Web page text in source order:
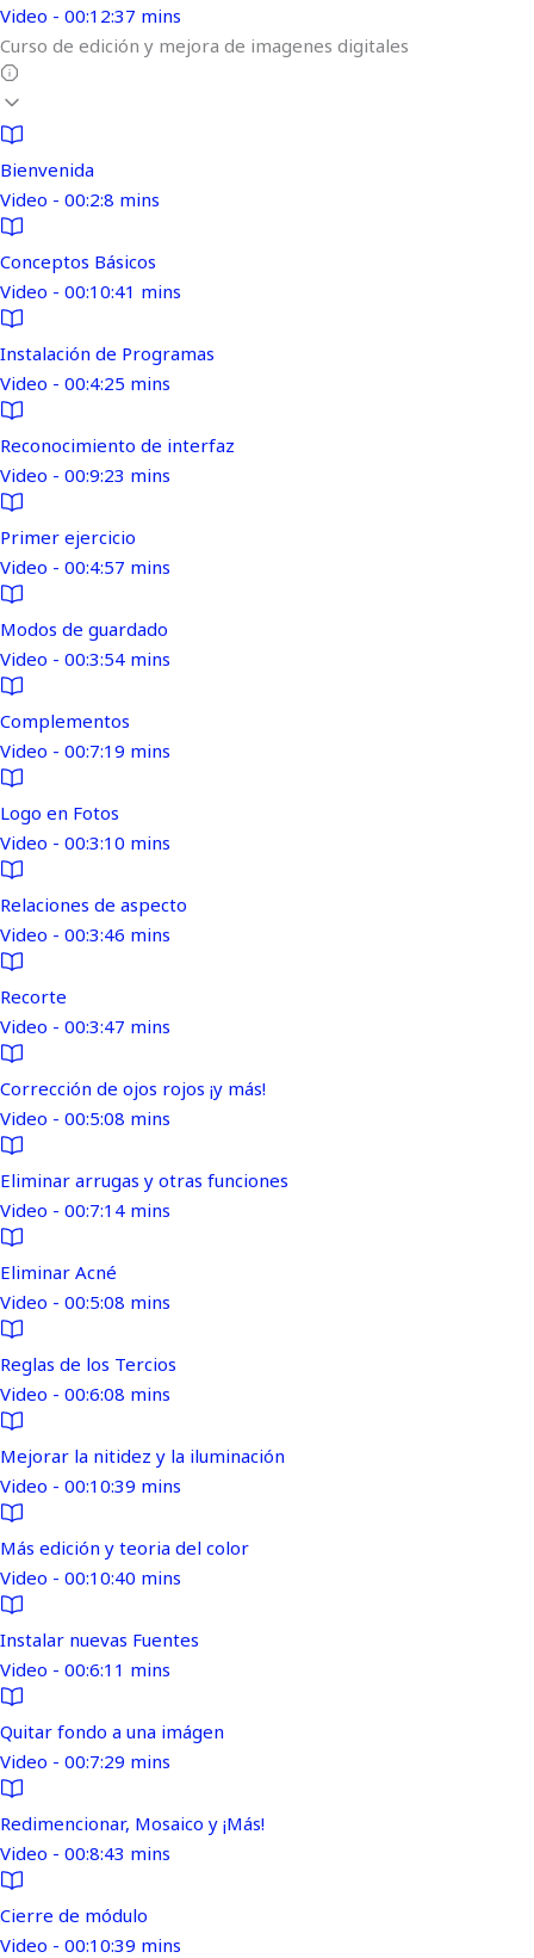
Video - 00:12:37 mins
Curso de edición y mejora de imagenes digitales
Bienvenida
Video - 00:2:8 mins
Conceptos Básicos
Video - 00:10:41 mins
Instalación de Programas
Video - 00:4:25 mins
Reconocimiento de interfaz
Video - 00:9:23 mins
Primer ejercicio
Video - 00:4:57 mins
Modos de guardado
Video - 00:3:54 mins
Complementos
Video - 00:7:19 mins
Logo en Fotos
Video - 00:3:10 mins
Relaciones de aspecto
Video - 00:3:46 mins
Recorte
Video - 00:3:47 mins
Corrección de ojos rojos ¡y más!
Video - 00:5:08 mins
Eliminar arrugas y otras funciones
Video - 00:7:14 mins
Eliminar Acné
Video - 00:5:08 mins
Reglas de los Tercios
Video - 00:6:08 mins
Mejorar la nitidez y la iluminación
Video - 00:10:39 mins
Más edición y teoria del color
Video - 00:10:40 mins
Instalar nuevas Fuentes
Video - 00:6:11 mins
Quitar fondo a una imágen
Video - 00:7:29 mins
Redimencionar, Mosaico y ¡Más!
Video - 00:8:43 mins
Cierre de módulo
Video - 00:10:39 mins